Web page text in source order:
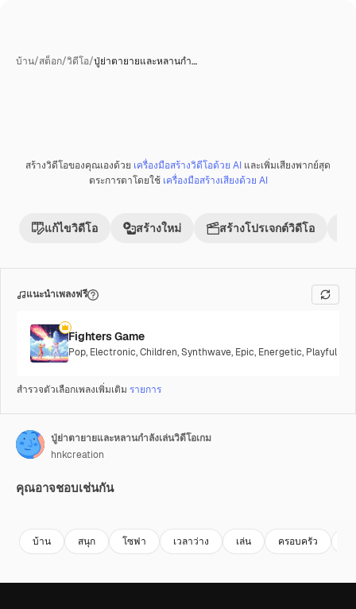
บ้าน/สต็อก/วิดีโอ/ปู่ย่าตายายและหลานกำ…
สร้างวิดีโอของคุณเองด้วย เครื่องมือสร้างวิดีโอด้วย AI และเพิ่มเสียงพากย์สุด
ตระการตาโดยใช้ เครื่องมือสร้างเสียงด้วย AI
แก้ไขวิดีโอ สร้างใหม่ สร้างโปรเจกต์วิดีโอ
แนะนำเพลงฟรี
Fighters Game
Pop, Electronic,Children,Synthwave, Epic, Energetic, Playful
สำรวจตัวเลือกเพลงเพิ่มเติม รายการ
ปู่ย่าตายายและหลานกำลังเล่นวิดีโอเกม
hnkcreation
คุณอาจชอบเช่นกัน
บ้าน สนุก โซฟา เวลาว่าง เล่น ครอบครัว